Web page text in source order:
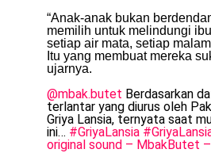
“Anak-anak bukan
memilih untuk melindungi
setiap air mata, setiap
Itu yang membuat mereka
ujarnya.
@mbak.butet Berdasarkan
terlantar yang diurus oleh
Griya Lansia, ternyata saat
ini… #GriyaLansia
original sound – MbakButet